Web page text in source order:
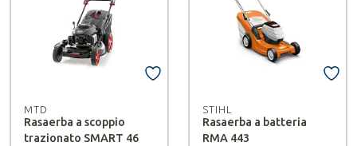
MTD
Rasaerba a scoppio
trazionato SMART 46
STIHL
Rasaerba a batteria
RMA 443